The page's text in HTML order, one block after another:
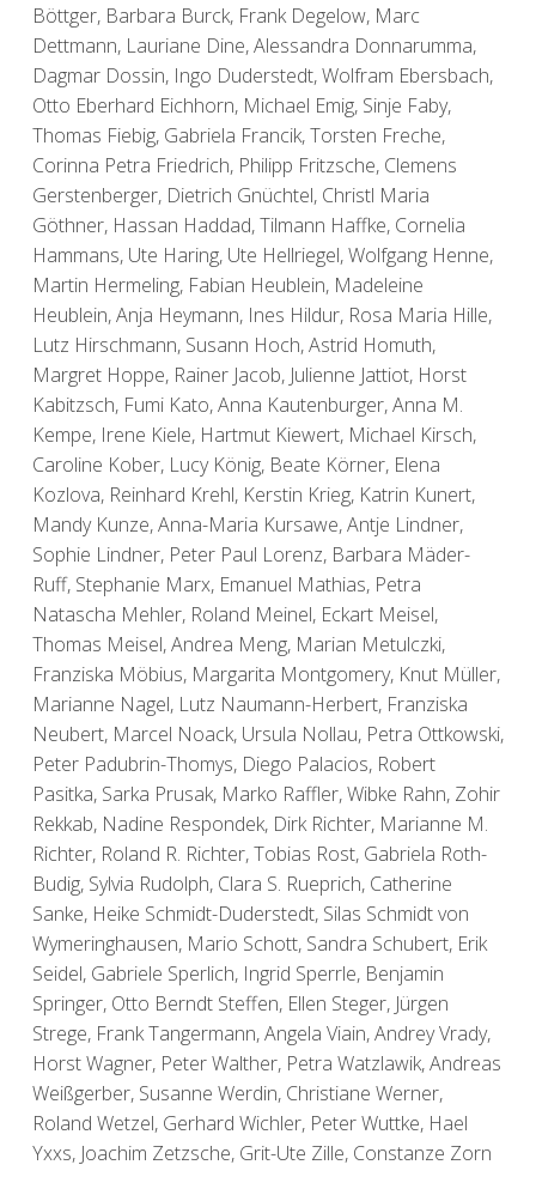
Böttger, Barbara Burck, Frank Degelow, Marc
Dettmann, Lauriane Dine, Alessandra Donnarumma,
Dagmar Dossin, Ingo Duderstedt, Wolfram Ebersbach,
Otto Eberhard Eichhorn, Michael Emig, Sinje Faby,
Thomas Fiebig, Gabriela Francik, Torsten Freche,
Corinna Petra Friedrich, Philipp Fritzsche, Clemens
Gerstenberger, Dietrich Gnüchtel, Christl Maria
Göthner, Hassan Haddad, Tilmann Haffke, Cornelia
Hammans, Ute Haring, Ute Hellriegel, Wolfgang Henne,
Martin Hermeling, Fabian Heublein, Madeleine
Heublein, Anja Heymann, Ines Hildur, Rosa Maria Hille,
Lutz Hirschmann, Susann Hoch, Astrid Homuth,
Margret Hoppe, Rainer Jacob, Julienne Jattiot, Horst
Kabitzsch, Fumi Kato, Anna Kautenburger, Anna M.
Kempe, Irene Kiele, Hartmut Kiewert, Michael Kirsch,
Caroline Kober, Lucy König, Beate Körner, Elena
Kozlova, Reinhard Krehl, Kerstin Krieg, Katrin Kunert,
Mandy Kunze, Anna-Maria Kursawe, Antje Lindner,
Sophie Lindner, Peter Paul Lorenz, Barbara Mäder-
Ruff, Stephanie Marx, Emanuel Mathias, Petra
Natascha Mehler, Roland Meinel, Eckart Meisel,
Thomas Meisel, Andrea Meng, Marian Metulczki,
Franziska Möbius, Margarita Montgomery, Knut Müller,
Marianne Nagel, Lutz Naumann-Herbert, Franziska
Neubert, Marcel Noack, Ursula Nollau, Petra Ottkowski,
Peter Padubrin-Thomys, Diego Palacios, Robert
Pasitka, Sarka Prusak, Marko Raffler, Wibke Rahn, Zohir
Rekkab, Nadine Respondek, Dirk Richter, Marianne M.
Richter, Roland R. Richter, Tobias Rost, Gabriela Roth-
Budig, Sylvia Rudolph, Clara S. Rueprich, Catherine
Sanke, Heike Schmidt-Duderstedt, Silas Schmidt von
Wymeringhausen, Mario Schott, Sandra Schubert, Erik
Seidel, Gabriele Sperlich, Ingrid Sperrle, Benjamin
Springer, Otto Berndt Steffen, Ellen Steger, Jürgen
Strege, Frank Tangermann, Angela Viain, Andrey Vrady,
Horst Wagner, Peter Walther, Petra Watzlawik, Andreas
Weißgerber, Susanne Werdin, Christiane Werner,
Roland Wetzel, Gerhard Wichler, Peter Wuttke, Hael
Yxxs, Joachim Zetzsche, Grit-Ute Zille, Constanze Zorn